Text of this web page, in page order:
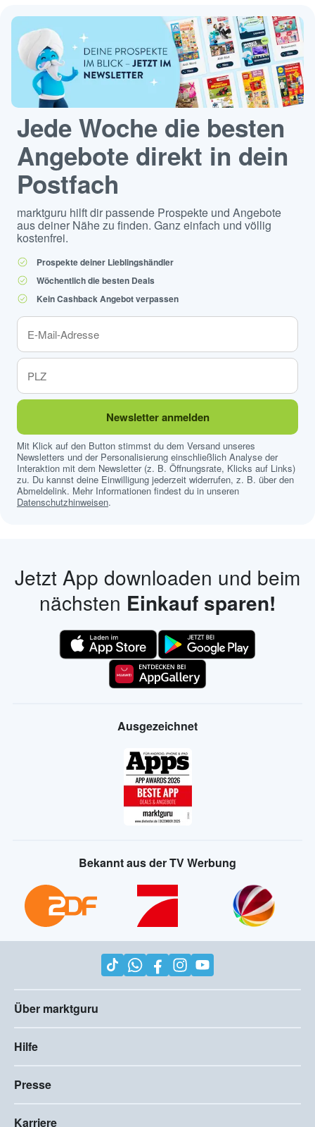
Jede Woche die besten
Angebote direkt in dein
Postfach
marktguru hilft dir passende Prospekte und Angebote
aus deiner Nähe zu finden. Ganz einfach und völlig
kostenfrei.
Prospekte deiner Lieblingshändler
Wöchentlich die besten Deals
Kein Cashback Angebot verpassen
Newsletter anmelden
Mit Klick auf den Button stimmst du dem Versand unseres
Newsletters und der Personalisierung einschließlich Analyse der
Interaktion mit dem Newsletter (z. B. Öffnungsrate, Klicks auf Links)
zu. Du kannst deine Einwilligung jederzeit widerrufen, z. B. über den
Abmeldelink. Mehr Informationen findest du in unseren
Datenschutzhinweisen.
Jetzt App downloaden und beim
nächsten Einkauf sparen!
Ausgezeichnet
Bekannt aus der TV Werbung
Über marktguru
Hilfe
Presse
Karriere